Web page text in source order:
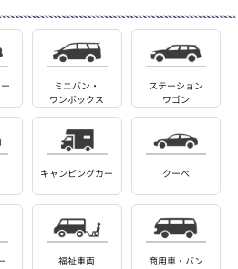
ミニバン・
ワンボックス
ステーション
ワゴン
キャンピングカー クーペ
福祉車両 商用車・バン